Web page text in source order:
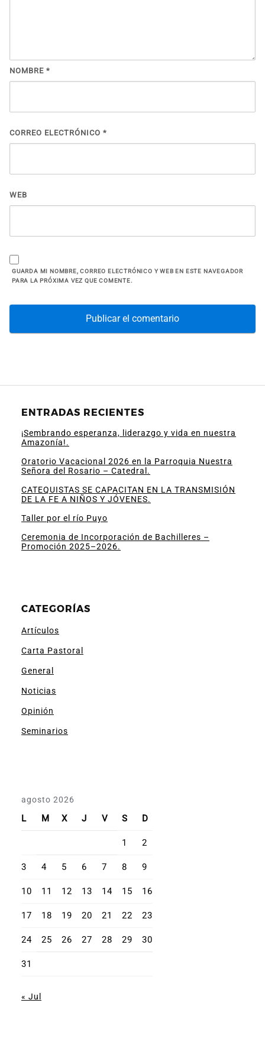
NOMBRE *
CORREO ELECTRÓNICO *
WEB
GUARDA MI NOMBRE, CORREO ELECTRÓNICO Y WEB EN ESTE NAVEGADOR
PARA LA PRÓXIMA VEZ QUE COMENTE.
ENTRADAS RECIENTES
¡Sembrando esperanza, liderazgo y vida en nuestra
Amazonía!.
Oratorio Vacacional 2026 en la Parroquia Nuestra
Señora del Rosario – Catedral.
CATEQUISTAS SE CAPACITAN EN LA TRANSMISIÓN
DE LA FE A NIÑOS Y JÓVENES.
Taller por el río Puyo
Ceremonia de Incorporación de Bachilleres –
Promoción 2025–2026.
CATEGORÍAS
Artículos
Carta Pastoral
General
Noticias
Opinión
Seminarios
agosto 2026
L M X J V S D
1 2
3 4 5 6 7 8 9
10 11 12 13 14 15 16
17 18 19 20 21 22 23
24 25 26 27 28 29 30
31
« Jul